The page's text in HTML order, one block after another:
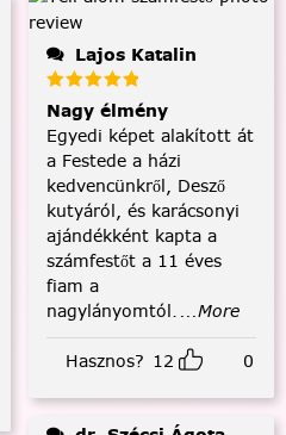
Lajos Katalin
Nagy élmény
Egyedi képet alakított át
a Festede a házi
kedvencünkről, Desző
kutyáról, és karácsonyi
ajándékként kapta a
számfestőt a 11 éves
fiam a
nagylányomtól. ...More
Hasznos? 12 0